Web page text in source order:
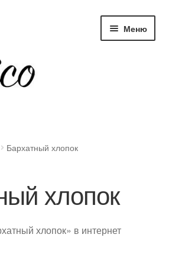
Меню
Бархатный хлопок
хлопок
хлопок» в интернет